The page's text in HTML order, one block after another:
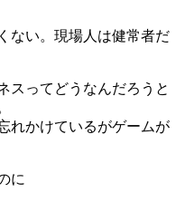
ない。現場人は健常者だ
スってどうなんだろうと
れかけているがゲームが
に